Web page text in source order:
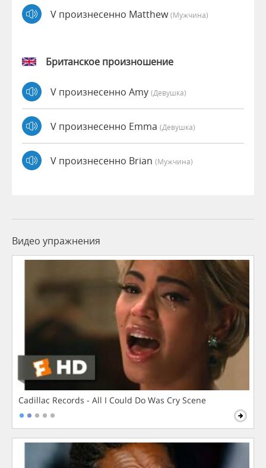
V произнесенно Matthew(мужчина)
Британское произношение
V произнесенно Amy (девушка)
V произнесенно Emma (девушка)
V произнесенно Brian (мужчина)
Видео упражнения
Cadillac Records - All I Could Do Was Cry Scene